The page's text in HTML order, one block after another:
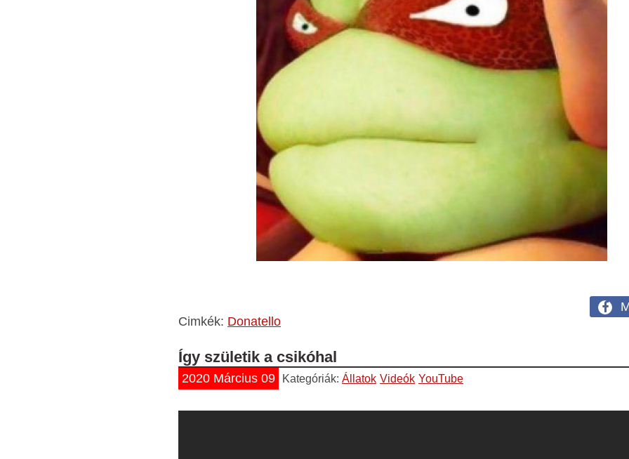
Cimkék: Donatello
Így születik a csikóhal
2020 Március 09 Kategóriák: Állatok Videók YouTube